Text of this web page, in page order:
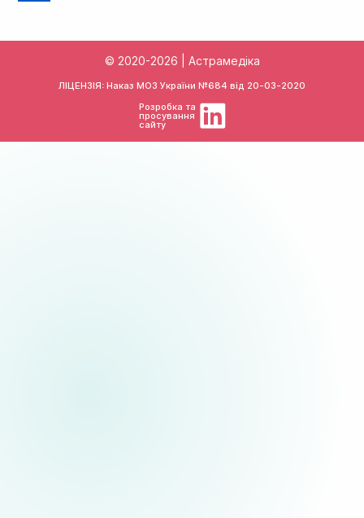
© 2020-2026 | Астрамедіка
ЛІЦЕНЗІЯ: Наказ МОЗ України №684 від 20-03-2020
Розробка та
просування
сайту